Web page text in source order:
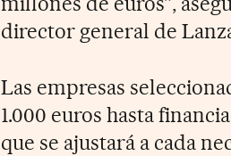
director general de
Las empresas
1.000 euros hasta
que se ajustará a cada